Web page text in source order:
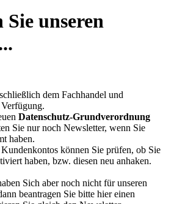
unseren
dem Fachhandel und
Datenschutz-Grundverordnung
Sie nur noch Newsletter, wenn Sie
haben.
können Sie prüfen, ob Sie
haben, bzw. diesen neu anhaken.
Sich aber noch nicht für unseren
beantragen Sie bitte hier einen